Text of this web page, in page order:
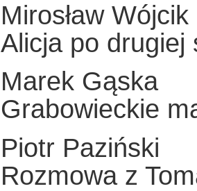
Mirosław Wójcik
Alicja po drugiej
Marek Gąska
Grabowieckie
Piotr Paziński
Rozmowa z